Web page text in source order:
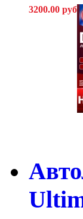
3200.00 руб